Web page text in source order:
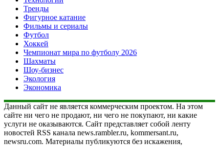
Тренды
Фигурное катание
Фильмы и сериалы
Футбол
Хоккей
Чемпионат мира по футболу 2026
Шахматы
Шоу-бизнес
Экология
Экономика
Данный сайт не является коммерческим проектом. На этом
сайте ни чего не продают, ни чего не покупают, ни какие
услуги не оказываются. Сайт представляет собой ленту
новостей RSS канала news.rambler.ru, kommersant.ru,
newsru.com. Материалы публикуются без искажения,